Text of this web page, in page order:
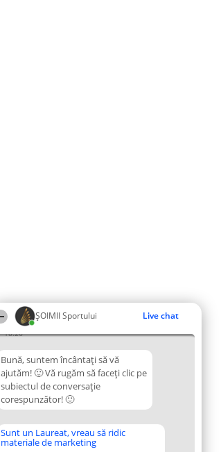
ȘOIMII Sportului Live chat
18:26
Bună, suntem încântați să vă
ajutăm! 🙂 Vă rugăm să faceți clic pe
subiectul de conversație
corespunzător! 🙂
Sunt un Laureat, vreau să ridic
materiale de marketing